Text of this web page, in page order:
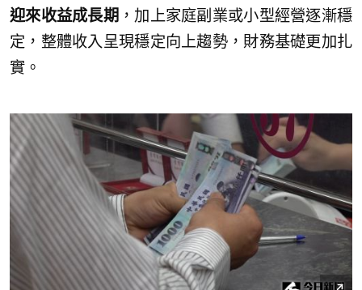
迎來收益成長期 ，加上家庭副業或小型經營逐漸穩
定，整體收入呈現穩定向上趨勢，財務基礎更加扎
實。